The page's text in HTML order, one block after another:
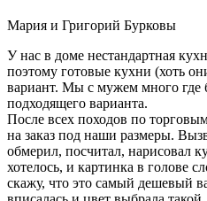
Мария и Григорий Бурковы
У нас в доме нестандартная
поэтому готовые кухни (хоть
вариант. Мы с мужем много
подходящего варианта.
После всех походов по
на заказ под наши размеры.
обмерил, посчитал, нарисовал
хотелось, и картинка в голове
скажу, что это самый дешевый